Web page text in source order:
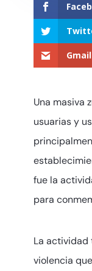
Gmail
Una masiva
usuarias y
fue la
para
La actividad
violencia